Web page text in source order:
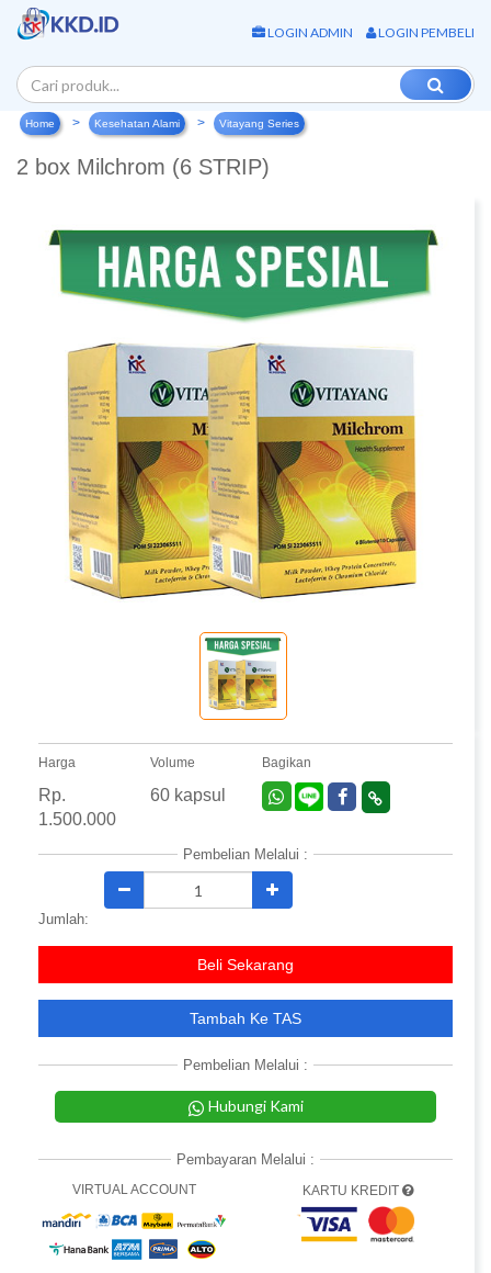
LOGIN PEMBELI
LOGIN ADMIN
Home Kesehatan Alami Vitayang Series
2 box Milchrom (6 STRIP)
Harga
Rp.
1.500.000
Volume
60 kapsul
Bagikan
Pembelian Melalui :
Jumlah:
Beli Sekarang
Tambah Ke TAS
Pembelian Melalui :
Hubungi Kami
Pembayaran Melalui :
VIRTUAL ACCOUNT KARTU KREDIT